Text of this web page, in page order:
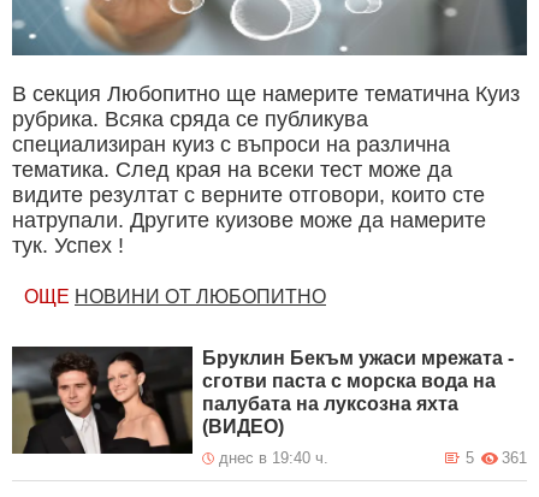
В секция Любопитно ще намерите тематична Куиз
рубрика. Всяка сряда се публикува
специализиран куиз с въпроси на различна
тематика. След края на всеки тест може да
видите резултат с верните отговори, които сте
натрупали. Другите куизове може да намерите
тук. Успех !
ОЩЕ НОВИНИ ОТ ЛЮБОПИТНО
Бруклин Бекъм ужаси мрежата -
сготви паста с морска вода на
палубата на луксозна яхта
(ВИДЕО)
днес в 19:40 ч. 361
5